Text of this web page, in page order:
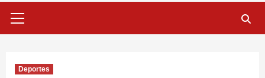
primario
Deportes